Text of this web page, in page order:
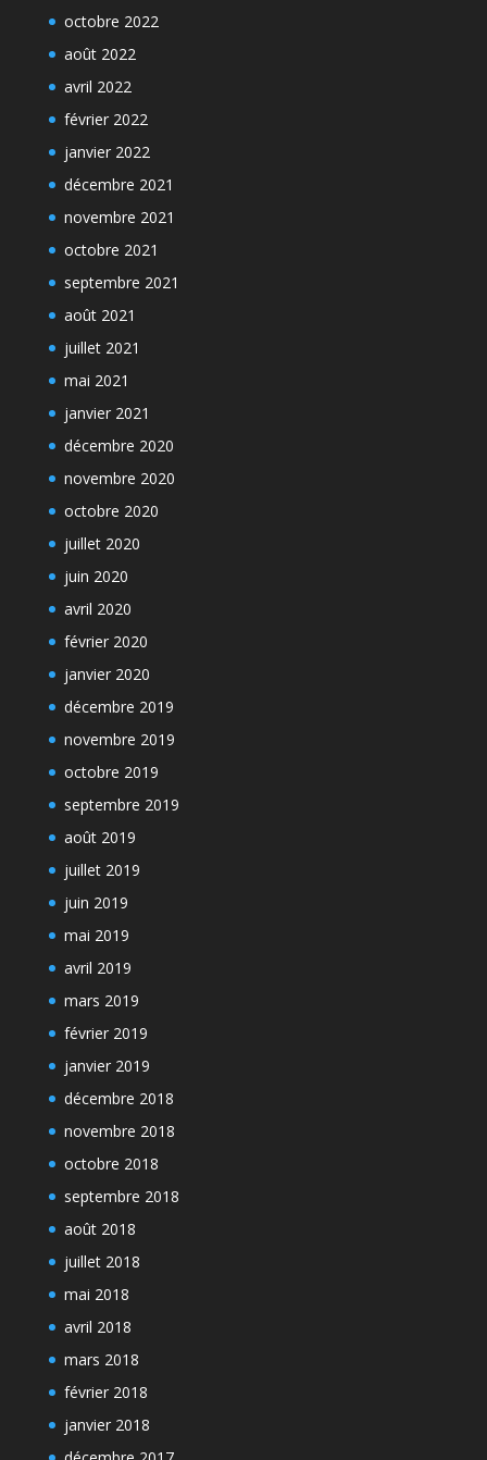
octobre 2022
août 2022
avril 2022
février 2022
janvier 2022
décembre 2021
novembre 2021
octobre 2021
septembre 2021
août 2021
juillet 2021
mai 2021
janvier 2021
décembre 2020
novembre 2020
octobre 2020
juillet 2020
juin 2020
avril 2020
février 2020
janvier 2020
décembre 2019
novembre 2019
octobre 2019
septembre 2019
août 2019
juillet 2019
juin 2019
mai 2019
avril 2019
mars 2019
février 2019
janvier 2019
décembre 2018
novembre 2018
octobre 2018
septembre 2018
août 2018
juillet 2018
mai 2018
avril 2018
mars 2018
février 2018
janvier 2018